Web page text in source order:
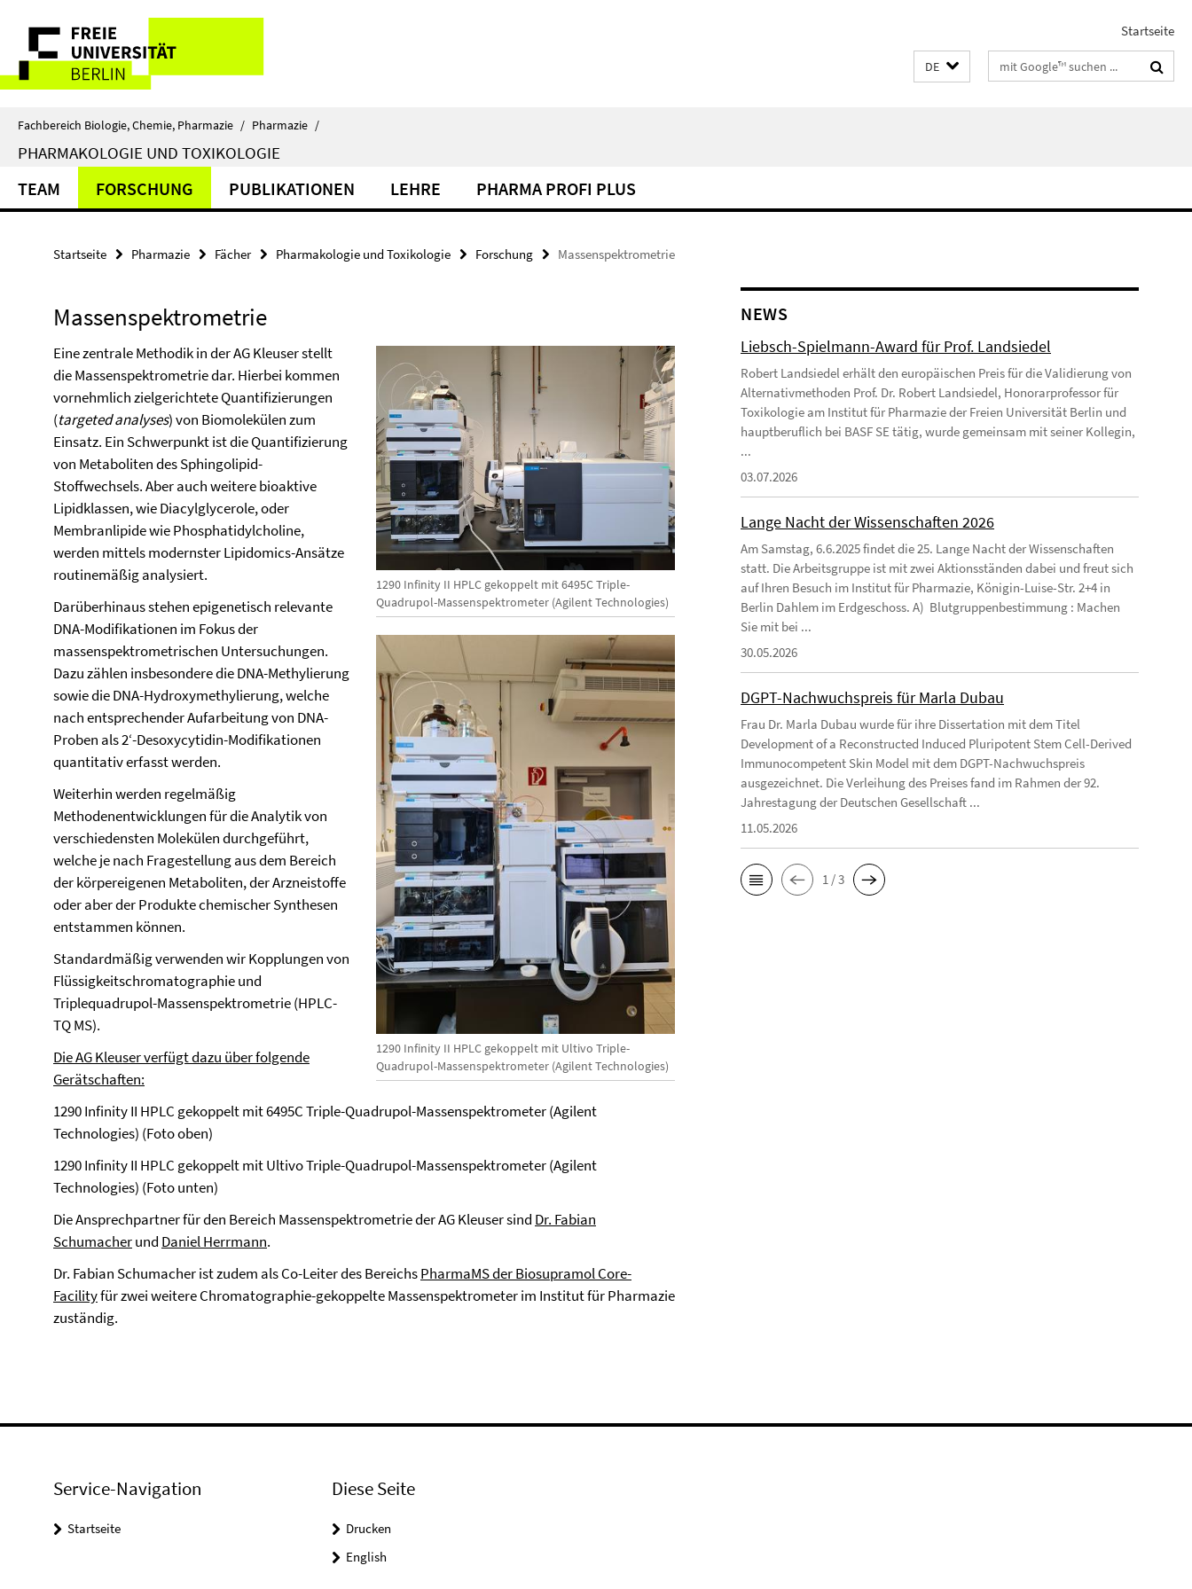
direkt
Inhalt
Service-
Navigation
Startseite
DE Suchbegriffe
Fachbereich Biologie, Chemie, Pharmazie / Pharmazie /
PHARMAKOLOGIE UND TOXIKOLOGIE
TEAM FORSCHUNG PUBLIKATIONEN LEHRE PHARMA PROFI PLUS
Startseite Pharmazie Fächer Pharmakologie und Toxikologie Forschung Massenspektrometrie
Massenspektrometrie
1290 Infinity II HPLC gekoppelt mit 6495C Triple-
Quadrupol-Massenspektrometer (Agilent Technologies)
1290 Infinity II HPLC gekoppelt mit Ultivo Triple-
Quadrupol-Massenspektrometer (Agilent Technologies)
Eine zentrale Methodik in der AG Kleuser stellt
die Massenspektrometrie dar. Hierbei kommen
vornehmlich zielgerichtete Quantifizierungen
(targeted analyses) von Biomolekülen zum
Einsatz. Ein Schwerpunkt ist die Quantifizierung
von Metaboliten des Sphingolipid-
Stoffwechsels. Aber auch weitere bioaktive
Lipidklassen, wie Diacylglycerole, oder
Membranlipide wie Phosphatidylcholine,
werden mittels modernster Lipidomics-Ansätze
routinemäßig analysiert.
Darüberhinaus stehen epigenetisch relevante
DNA-Modifikationen im Fokus der
massenspektrometrischen Untersuchungen.
Dazu zählen insbesondere die DNA-Methylierung
sowie die DNA-Hydroxymethylierung, welche
nach entsprechender Aufarbeitung von DNA-
Proben als 2‘-Desoxycytidin-Modifikationen
quantitativ erfasst werden.
Weiterhin werden regelmäßig
Methodenentwicklungen für die Analytik von
verschiedensten Molekülen durchgeführt,
welche je nach Fragestellung aus dem Bereich
der körpereigenen Metaboliten, der Arzneistoffe
oder aber der Produkte chemischer Synthesen
entstammen können.
Standardmäßig verwenden wir Kopplungen von
Flüssigkeitschromatographie und
Triplequadrupol-Massenspektrometrie (HPLC-
TQ MS).
Die AG Kleuser verfügt dazu über folgende
Gerätschaften:
1290 Infinity II HPLC gekoppelt mit 6495C Triple-Quadrupol-Massenspektrometer (Agilent
Technologies) (Foto oben)
1290 Infinity II HPLC gekoppelt mit Ultivo Triple-Quadrupol-Massenspektrometer (Agilent
Technologies) (Foto unten)
Die Ansprechpartner für den Bereich Massenspektrometrie der AG Kleuser sind Dr. Fabian
Schumacherund Daniel Herrmann.
Dr. Fabian Schumacher ist zudem als Co-Leiter des BereichsPharmaMS der Biosupramol Core-
Facilityfür zwei weitere Chromatographie-gekoppelte Massenspektrometer im Institut für Pharmazie
zuständig.
NEWS
Liebsch-Spielmann-Award für Prof. Landsiedel
Robert Landsiedel erhält den europäischen Preis für die Validierung von
Alternativmethoden Prof. Dr. Robert Landsiedel, Honorarprofessor für
Toxikologie am Institut für Pharmazie der Freien Universität Berlin und
hauptberuflich bei BASF SE tätig, wurde gemeinsam mit seiner Kollegin,
...
03.07.2026
Lange Nacht der Wissenschaften 2026
Am Samstag, 6.6.2025 findet die 25. Lange Nacht der Wissenschaften
statt. Die Arbeitsgruppe ist mit zwei Aktionsständen dabei und freut sich
auf Ihren Besuch im Institut für Pharmazie, Königin-Luise-Str. 2+4 in
Berlin Dahlem im Erdgeschoss. A) Blutgruppenbestimmung : Machen
Sie mit bei ...
30.05.2026
DGPT-Nachwuchspreis für Marla Dubau
Frau Dr. Marla Dubau wurde für ihre Dissertation mit dem Titel
Development of a Reconstructed Induced Pluripotent Stem Cell-Derived
Immunocompetent Skin Model mit dem DGPT-Nachwuchspreis
ausgezeichnet. Die Verleihung des Preises fand im Rahmen der 92.
Jahrestagung der Deutschen Gesellschaft ...
11.05.2026
1 / 3
Service-Navigation
Startseite
Diese Seite
Drucken
English